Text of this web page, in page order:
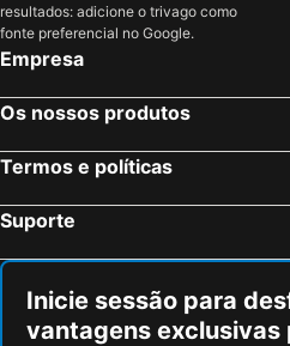
resultados: adicione o trivago como
fonte preferencial no Google.
Empresa
Os nossos produtos
Termos e políticas
Suporte
Inicie sessão para
vantagens exclusivas